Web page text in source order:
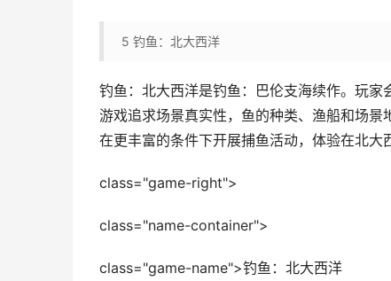
5 钓鱼：北大西洋
钓鱼：北大西洋是钓鱼：巴伦支海续作。玩
游戏追求场景真实性，鱼的种类、渔船和场
在更丰富的条件下开展捕鱼活动，体验在北大
class="game-right">
class="name-container">
class="game-name">钓鱼：北大西洋